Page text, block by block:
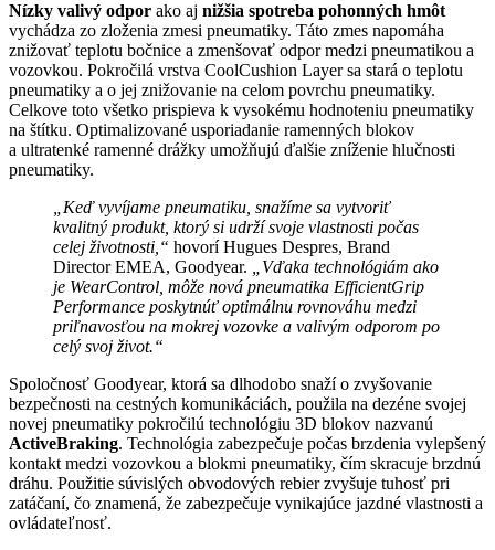
Nízky valivý odpor ako aj nižšia spotreba pohonných hmôt
vychádza zo zloženia zmesi pneumatiky. Táto zmes napomáha
znižovať teplotu bočnice a zmenšovať odpor medzi pneumatikou a
vozovkou. Pokročilá vrstva CoolCushion Layer sa stará o teplotu
pneumatiky a o jej znižovanie na celom povrchu pneumatiky.
Celkove toto všetko prispieva k vysokému hodnoteniu pneumatiky
na štítku. Optimalizované usporiadanie ramenných blokov
a ultratenké ramenné drážky umožňujú ďalšie zníženie hlučnosti
pneumatiky.
„Keď vyvíjame pneumatiku, snažíme sa vytvoriť
kvalitný produkt, ktorý si udrží svoje vlastnosti počas
celej životnosti,“ hovorí Hugues Despres, Brand
Director EMEA, Goodyear. „Vďaka technológiám ako
je WearControl, môže nová pneumatika EfficientGrip
Performance poskytnúť optimálnu rovnováhu medzi
priľnavosťou na mokrej vozovke a valivým odporom po
celý svoj život.“
Spoločnosť Goodyear, ktorá sa dlhodobo snaží o zvyšovanie
bezpečnosti na cestných komunikáciách, použila na dezéne svojej
novej pneumatiky pokročilú technológiu 3D blokov nazvanú
ActiveBraking. Technológia zabezpečuje počas brzdenia vylepšený
kontakt medzi vozovkou a blokmi pneumatiky, čím skracuje brzdnú
dráhu. Použitie súvislých obvodových rebier zvyšuje tuhosť pri
zatáčaní, čo znamená, že zabezpečuje vynikajúce jazdné vlastnosti a
ovládateľnosť.